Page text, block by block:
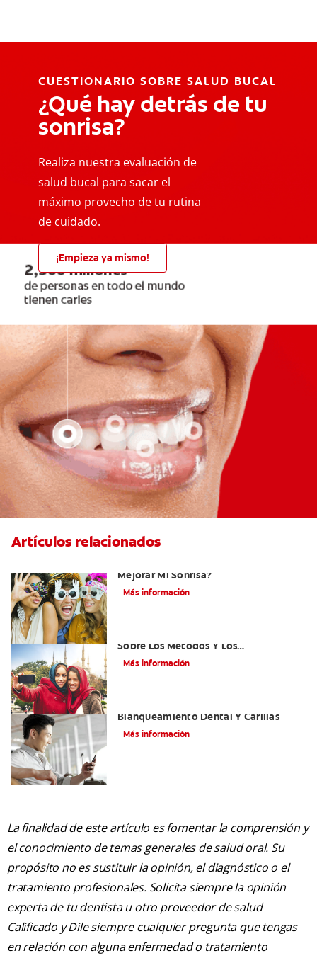
CUESTIONARIO SOBRE SALUD BUCAL
¿Qué hay detrás de tu
sonrisa?
Realiza nuestra evaluación de
salud bucal para sacar el
máximo provecho de tu rutina
de cuidado.
¡Empieza ya mismo!
Artículos relacionados
Mejorar Mi Sonrisa?
Más información
Sobre Los Métodos Y Los
Procedimientos Del Adhesivo Dental
Más información
Blanqueamiento Dental Y Carillas
Más información
La finalidad de este artículo es fomentar la comprensión y
el conocimiento de temas generales de salud oral. Su
propósito no es sustituir la opinión, el diagnóstico o el
tratamiento profesionales. Solicita siempre la opinión
experta de tu dentista u otro proveedor de salud
Calificado y Dile siempre cualquier pregunta que tengas
en relación con alguna enfermedad o tratamiento